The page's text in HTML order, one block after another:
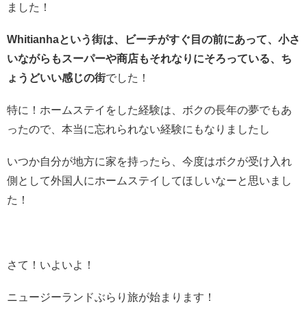
ました！
Whitianhaという街は、ビーチがすぐ目の前にあって、小さ
いながらもスーパーや商店もそれなりにそろっている、ち
ょうどいい感じの街でした！
特に！ホームステイをした経験は、ボクの長年の夢でもあ
ったので、本当に忘れられない経験にもなりましたし
いつか自分が地方に家を持ったら、今度はボクが受け入れ
側として外国人にホームステイしてほしいなーと思いまし
た！
さて！いよいよ！
ニュージーランドぶらり旅が始まります！